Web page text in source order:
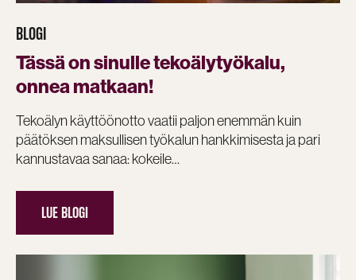
BLOGI
Tässä on sinulle tekoälytyökalu,
onnea matkaan!
Tekoälyn käyttöönotto vaatii paljon enemmän kuin
päätöksen maksullisen työkalun hankkimisesta ja pari
kannustavaa sanaa: kokeile…
LUE BLOGI